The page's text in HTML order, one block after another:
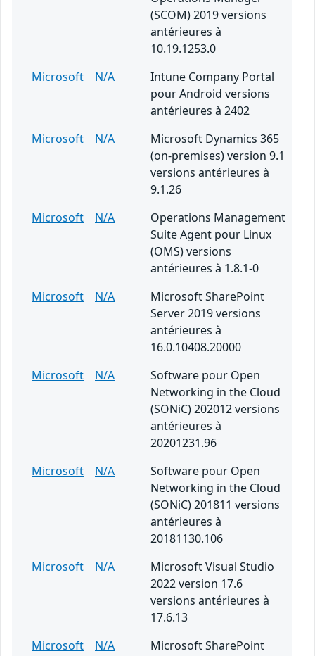
(SCOM) 2019 versions
antérieures à
10.19.1253.0
Microsoft
N/A
Intune Company Portal
pour Android versions
antérieures à 2402
Microsoft
N/A
Microsoft Dynamics 365
(on-premises) version 9.1
versions antérieures à
9.1.26
Microsoft
N/A
Operations Management
Suite Agent pour Linux
(OMS) versions
antérieures à 1.8.1-0
Microsoft
N/A
Microsoft SharePoint
Server 2019 versions
antérieures à
16.0.10408.20000
Microsoft
N/A
Software pour Open
Networking in the Cloud
(SONiC) 202012 versions
antérieures à
20201231.96
Microsoft
N/A
Software pour Open
Networking in the Cloud
(SONiC) 201811 versions
antérieures à
20181130.106
Microsoft
N/A
Microsoft Visual Studio
2022 version 17.6
versions antérieures à
17.6.13
Microsoft
N/A
Microsoft SharePoint